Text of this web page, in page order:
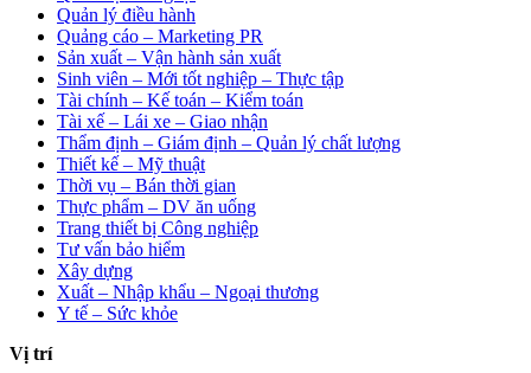
Quản lý điều hành
Quảng cáo – Marketing PR
Sản xuất – Vận hành sản xuất
Sinh viên – Mới tốt nghiệp – Thực tập
Tài chính – Kế toán – Kiểm toán
Tài xế – Lái xe – Giao nhận
Thẩm định – Giám định – Quản lý chất lượng
Thiết kế – Mỹ thuật
Thời vụ – Bán thời gian
Thực phẩm – DV ăn uống
Trang thiết bị Công nghiệp
Tư vấn bảo hiểm
Xây dựng
Xuất – Nhập khẩu – Ngoại thương
Y tế – Sức khỏe
Vị trí